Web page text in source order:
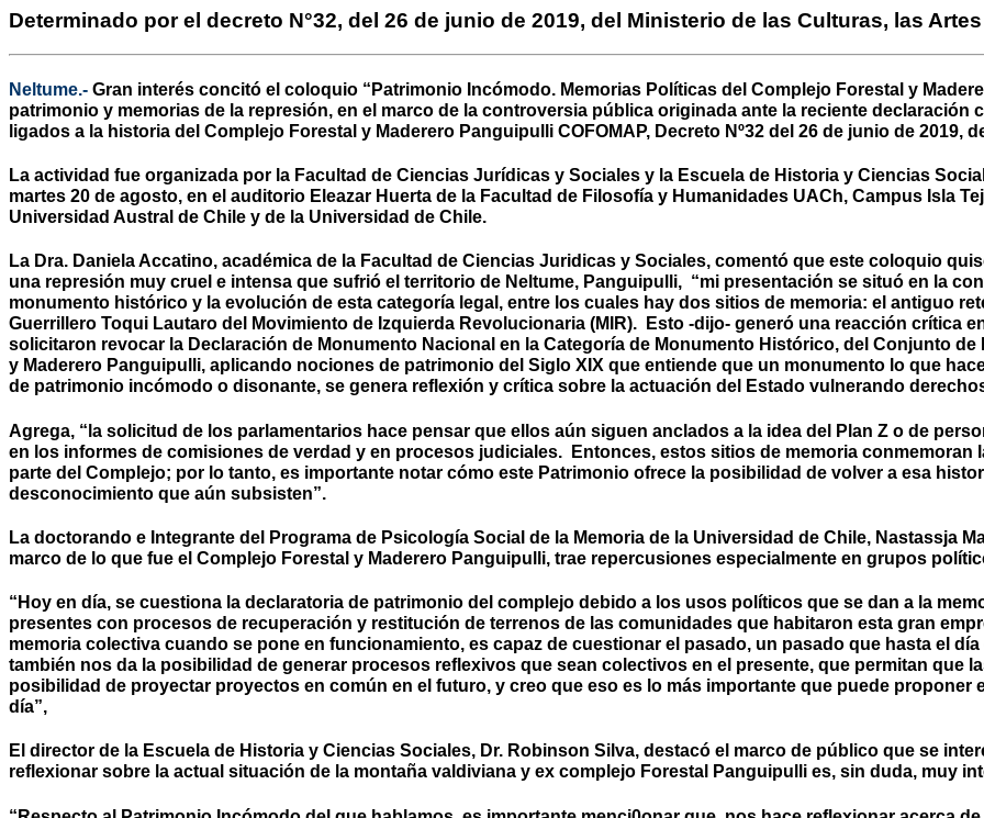
Determinado por el decreto N°32, del 26 de junio de 2019, del Ministerio de las Culturas, las
Neltume.- Gran interés concitó el coloquio “Patrimonio Incómodo. Memorias Políticas del Complejo Forestal y
patrimonio y memorias de la represión, en el marco de la controversia pública originada ante la reciente
ligados a la historia del Complejo Forestal y Maderero Panguipulli COFOMAP, Decreto Nº32 del 26 de junio de 2019,
La actividad fue organizada por la Facultad de Ciencias Jurídicas y Sociales y la Escuela de Historia y Ciencias
martes 20 de agosto, en el auditorio Eleazar Huerta de la Facultad de Filosofía y Humanidades UACh, Campus Isla
Universidad Austral de Chile y de la Universidad de Chile.
La Dra. Daniela Accatino, académica de la Facultad de Ciencias Juridicas y Sociales, comentó que este coloquio
una represión muy cruel e intensa que sufrió el territorio de Neltume, Panguipulli, “mi presentación se situó en la
monumento histórico y la evolución de esta categoría legal, entre los cuales hay dos sitios de memoria: el antiguo
Guerrillero Toqui Lautaro del Movimiento de Izquierda Revolucionaria (MIR). Esto -dijo- generó una reacción crítica
solicitaron revocar la Declaración de Monumento Nacional en la Categoría de Monumento Histórico, del Conjunto
y Maderero Panguipulli, aplicando nociones de patrimonio del Siglo XIX que entiende que un monumento lo que
de patrimonio incómodo o disonante, se genera reflexión y crítica sobre la actuación del Estado vulnerando
Agrega, “la solicitud de los parlamentarios hace pensar que ellos aún siguen anclados a la idea del Plan Z o de
en los informes de comisiones de verdad y en procesos judiciales. Entonces, estos sitios de memoria conmemoran
parte del Complejo; por lo tanto, es importante notar cómo este Patrimonio ofrece la posibilidad de volver a esa
desconocimiento que aún subsisten”.
La doctorando e Integrante del Programa de Psicología Social de la Memoria de la Universidad de Chile, Nastassja
marco de lo que fue el Complejo Forestal y Maderero Panguipulli, trae repercusiones especialmente en grupos
“Hoy en día, se cuestiona la declaratoria de patrimonio del complejo debido a los usos políticos que se dan a la
presentes con procesos de recuperación y restitución de terrenos de las comunidades que habitaron esta gran
memoria colectiva cuando se pone en funcionamiento, es capaz de cuestionar el pasado, un pasado que hasta el
también nos da la posibilidad de generar procesos reflexivos que sean colectivos en el presente, que permitan que
posibilidad de proyectar proyectos en común en el futuro, y creo que eso es lo más importante que puede proponer
día”,
El director de la Escuela de Historia y Ciencias Sociales, Dr. Robinson Silva, destacó el marco de público que se
reflexionar sobre la actual situación de la montaña valdiviana y ex complejo Forestal Panguipulli es, sin duda, muy